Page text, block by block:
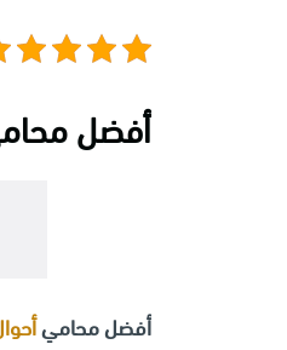
أفضل
أفضل محامي